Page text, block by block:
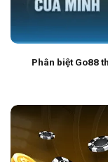
Phân biệt Go88